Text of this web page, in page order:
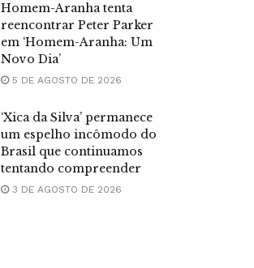
Homem-Aranha tenta
reencontrar Peter Parker
em ‘Homem-Aranha: Um
Novo Dia’
5 DE AGOSTO DE 2026
‘Xica da Silva’ permanece
um espelho incômodo do
Brasil que continuamos
tentando compreender
3 DE AGOSTO DE 2026